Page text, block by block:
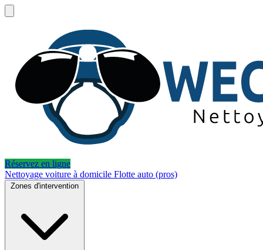
Réservez en ligne
Nettoyage voiture à domicile Flotte auto (pros)
Zones d'intervention